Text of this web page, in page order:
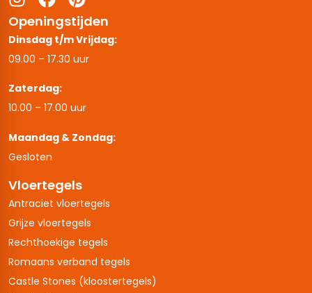
Openingstijden
Dinsdag t/m Vrijdag:
09.00 – 17.30 uur
Zaterdag:
10.00 – 17.00 uur
Maandag & Zondag:
Gesloten
Vloertegels
Antraciet vloertegels
Grijze vloertegels
Rechthoekige tegels
Romaans verband tegels
Castle Stones (kloostertegels)